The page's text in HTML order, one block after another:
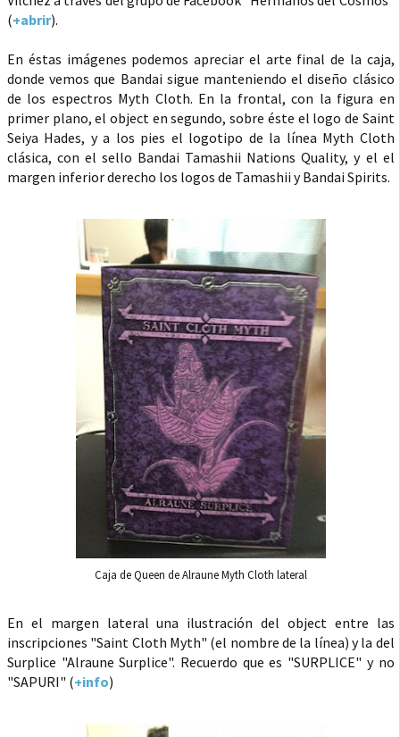
(+abrir).
En éstas imágenes podemos apreciar el arte final de la caja,
donde vemos que Bandai sigue manteniendo el diseño clásico
de los espectros Myth Cloth. En la frontal, con la figura en
primer plano, el object en segundo, sobre éste el logo de Saint
Seiya Hades, y a los pies el logotipo de la línea Myth Cloth
clásica, con el sello Bandai Tamashii Nations Quality, y el el
margen inferior derecho los logos de Tamashii y Bandai Spirits.
Caja de Queen de Alraune Myth Cloth lateral
En el margen lateral una ilustración del object entre las
inscripciones "Saint Cloth Myth" (el nombre de la línea) y la del
Surplice "Alraune Surplice". Recuerdo que es "SURPLICE" y no
"SAPURI" (+info)